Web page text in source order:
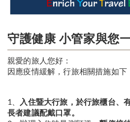
守護健康 小管家與您
親愛的旅人您好：
因應疫情緩解，行旅相關措施如下
1、
入住暨大行旅，於行旅櫃台、
長者建議配戴口罩。